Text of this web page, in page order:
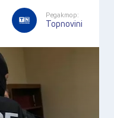
Редактор:
Topnovini